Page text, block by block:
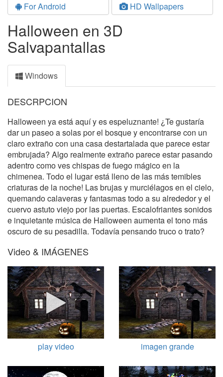
For Android
HD Wallpapers
Halloween en 3D
Salvapantallas
Windows
DESCRPCION
Halloween ya está aquí y es espeluznante! ¿Te gustaría
dar un paseo a solas por el bosque y encontrarse con un
claro extraño con una casa destartalada que parece estar
embrujada? Algo realmente extraño parece estar pasando
adentro como ves chispas de fuego mágico en la
chimenea. Todo el lugar está lleno de las más temibles
criaturas de la noche! Las brujas y murciélagos en el cielo,
quemando calaveras y fantasmas todo a su alrededor y el
cuervo astuto viejo por las puertas. Escalofriantes sonidos
e inquietante música de Halloween aumenta el tono más
oscuro de su pesadilla. Todavía pensando truco o trato?
Video & IMÁGENES
play video imagen grande